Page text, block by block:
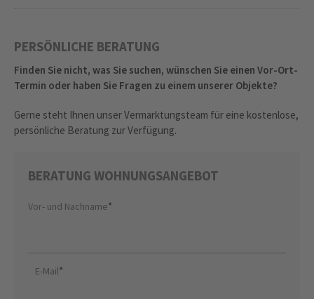
PERSÖNLICHE BERATUNG
Finden Sie nicht, was Sie suchen, wünschen Sie einen Vor-Ort-
Termin oder haben Sie Fragen zu einem unserer Objekte?
Gerne steht Ihnen unser Vermarktungsteam für eine kostenlose,
persönliche Beratung zur Verfügung.
BERATUNG WOHNUNGSANGEBOT
Vor- und Nachname*
E-Mail*